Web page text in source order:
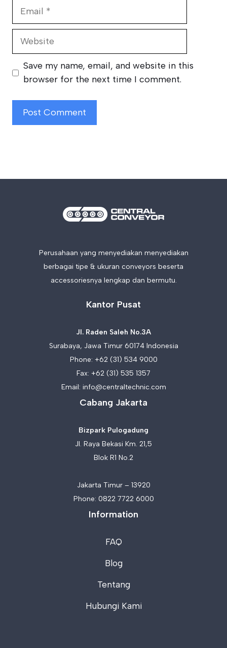
Website
Save my name, email, and website in this
browser for the next time I comment.
Perusahaan yang menyediakan menyediakan
berbagai tipe & ukuran conveyors beserta
accessoriesnya lengkap dan bermutu.
Kantor Pusat
Jl. Raden Saleh No.3A
Surabaya, Jawa Timur 60174 Indonesia
Phone: +62 (31) 534 9000
Fax: +62 (31) 535 1357
Email: info@centraltechnic.com
Cabang Jakarta
Bizpark Pulogadung
Jl. Raya Bekasi Km. 21,5
Blok R1 No.2
Jakarta Timur – 13920
Phone: 0822 7722 6000
Information
FAQ
Blog
Tentang
Hubungi Kami